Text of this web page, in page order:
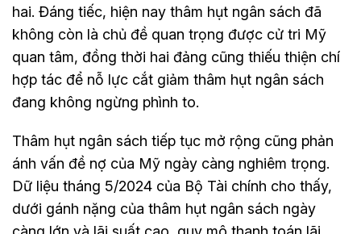
hai. Đáng tiếc, hiện nay thâm hụt ngân sách đã
không còn là chủ đề quan trọng được cử tri Mỹ
quan tâm, đồng thời hai đảng cũng thiếu thiện chí
hợp tác để nỗ lực cắt giảm thâm hụt ngân sách
đang không ngừng phình to.
Thâm hụt ngân sách tiếp tục mở rộng cũng phản
ánh vấn đề nợ của Mỹ ngày càng nghiêm trọng.
Dữ liệu tháng 5/2024 của Bộ Tài chính cho thấy,
dưới gánh nặng của thâm hụt ngân sách ngày